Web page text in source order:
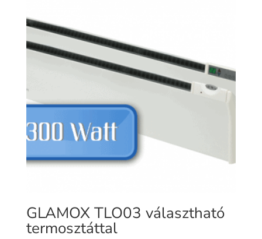
GLAMOX TLO03 választható
termosztáttal